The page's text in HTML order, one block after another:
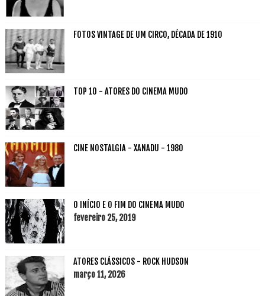
FOTOS VINTAGE DE UM CIRCO, DÉCADA DE 1910
TOP 10 - ATORES DO CINEMA MUDO
CINE NOSTALGIA - XANADU - 1980
O INÍCIO E O FIM DO CINEMA MUDO
fevereiro 25, 2019
ATORES CLÁSSICOS - ROCK HUDSON
março 11, 2026